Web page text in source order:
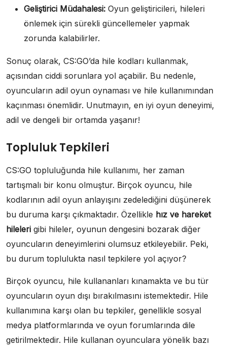
Geliştirici Müdahalesi: Oyun geliştiricileri, hileleri
önlemek için sürekli güncellemeler yapmak
zorunda kalabilirler.
Sonuç olarak, CS:GO’da hile kodları kullanmak,
açısından ciddi sorunlara yol açabilir. Bu nedenle,
oyuncuların adil oyun oynaması ve hile kullanımından
kaçınması önemlidir. Unutmayın, en iyi oyun deneyimi,
adil ve dengeli bir ortamda yaşanır!
Topluluk Tepkileri
CS:GO topluluğunda hile kullanımı, her zaman
tartışmalı bir konu olmuştur. Birçok oyuncu, hile
kodlarının adil oyun anlayışını zedelediğini düşünerek
bu duruma karşı çıkmaktadır. Özellikle hız ve hareket
hileleri gibi hileler, oyunun dengesini bozarak diğer
oyuncuların deneyimlerini olumsuz etkileyebilir. Peki,
bu durum toplulukta nasıl tepkilere yol açıyor?
Birçok oyuncu, hile kullananları kınamakta ve bu tür
oyuncuların oyun dışı bırakılmasını istemektedir. Hile
kullanımına karşı olan bu tepkiler, genellikle sosyal
medya platformlarında ve oyun forumlarında dile
getirilmektedir. Hile kullanan oyunculara yönelik bazı